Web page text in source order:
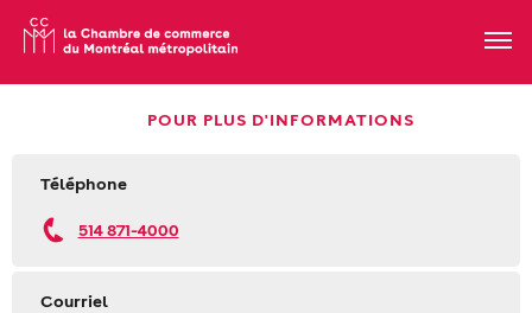
POUR PLUS D'INFORMATIONS
Téléphone
514 871-4000
Courriel